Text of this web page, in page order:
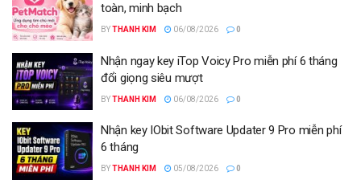
toàn, minh bạch
BYTHANH KIM 06/08/2026 0
Nhận ngay key iTop Voicy Pro miễn phí 6 tháng
đổi giọng siêu mượt
BYTHANH KIM 06/08/2026 0
Nhận key IObit Software Updater 9 Pro miễn phí
6 tháng
BYTHANH KIM 05/08/2026 0